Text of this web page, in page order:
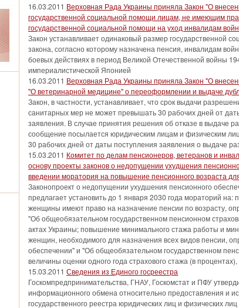
16.03.2011 Верховная Рада Украины приняла Закон "О
государственной социальной помощи лицам, не имеющим
государственной социальной помощи на уход инвалидам
Закон устанавливает одинаковый размер государственной
закона, согласно которому назначена пенсия, инвалидам
боевых действиях в период Великой Отечественной войны
империалистической Японией
16.03.2011 Верховная Рада Украины приняла Закон "О
"О ветеринарной медицине" о переоформлении и выдаче
Закон, в частности, устанавливает, что срок выдачи
санитарных мер не может превышать 30 рабочих дней от
заявления. В случае принятия решения об отказе в выдаче
сообщение посылается юридическим лицам и физическим
30 рабочих дней от даты поступления заявления о выдаче
15.03.2011 Комитет по делам пенсионеров, ветеранов и
основу проекты законов о недопущении ухудшения
введении моратория на повышение пенсионного возраста
Законопроект о недопущении ухудшения пенсионного
предлагает установить до 1 января 2030 года мораторий на:
женщины имеют право на назначение пенсии по возрасту,
"Об общеобязательном государственном пенсионном
актах Украины; повышение минимального стажа работы и
женщин, необходимого для назначения всех видов пенсии,
обеспечении" и "Об общеобязательном государственном
величины оценки одного года страхового стажа (в
15.03.2011 Сведения из Единого госреестра
Госкомпредпринимательства, ГНАУ, Госкомстат и ПФУ
информационного обмена относительно предоставления и
государственного реестра юридических лиц и физических